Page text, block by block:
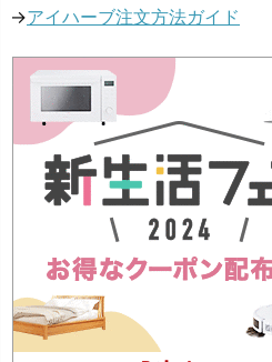
→アイハーブ注文方法ガイド